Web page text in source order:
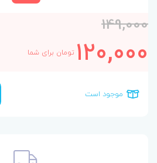
149,000
120,000 تومان برای شما
موجود است